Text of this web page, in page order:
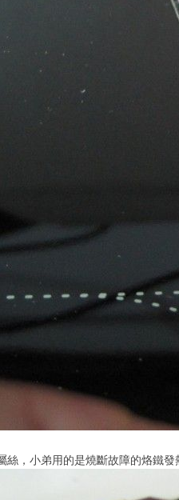
絲，小弟用的是燒斷故障的烙鐵發